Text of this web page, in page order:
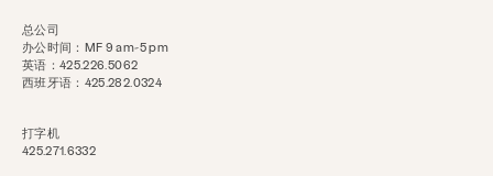
总公司
办公时间：MF 9 am-5 pm
英语：425.226.5062
西班牙语：425.282.0324
打字机
425.271.6332